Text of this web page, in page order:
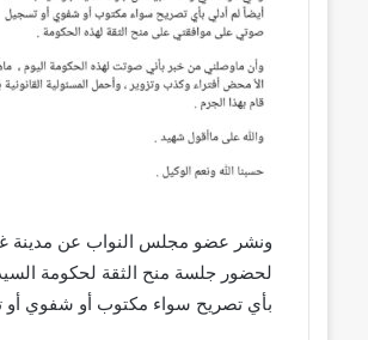
ونشر عضو مجلس النواب عن مدينة
لحضور جلسة منح الثقة لحكومة
بأي تصريح سواء مكتوب أو شفوي